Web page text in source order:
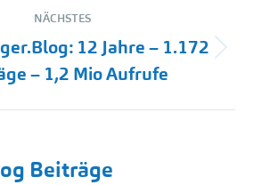
NÄCHSTES
Nächster
Beitrag:
12 Jahre – 1.172
– 1,2 Mio Aufrufe
Beiträge